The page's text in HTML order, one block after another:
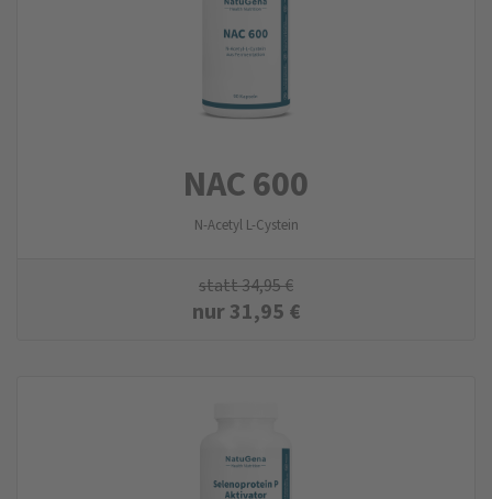
NAC 600
N-Acetyl L-Cystein
statt34,95€
nur31,95 €